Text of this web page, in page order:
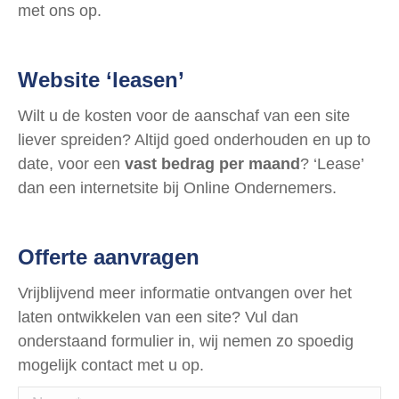
met ons op.
Website ‘leasen’
Wilt u de kosten voor de aanschaf van een site
liever spreiden? Altijd goed onderhouden en up to
date, voor een vast bedrag per maand? ‘Lease’
dan een internetsite bij Online Ondernemers.
Offerte aanvragen
Vrijblijvend meer informatie ontvangen over het
laten ontwikkelen van een site? Vul dan
onderstaand formulier in, wij nemen zo spoedig
mogelijk contact met u op.